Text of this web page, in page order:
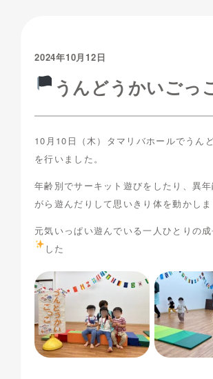
2024年10月12日
うんどうかいごっ
10月10日（木）タマリバホールでうん
を行いました。
年齢別でサーキット遊びをしたり、異
がら遊んだりして思いきり体を動かしま
元気いっぱい遊んでいる一人ひとりの
した